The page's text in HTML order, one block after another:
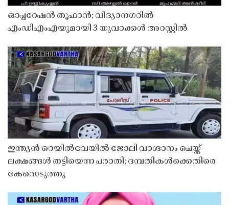
ഓപ്പറേഷൻ തൂഫാൻ; വിദ്യാനഗറിൽ
എംഡിഎംഎയുമായി 3 യുവാക്കൾ അറസ്റ്റിൽ
ഇന്ത്യൻ റെയിൽവേയിൽ ജോലി വാഗ്ദാനം ചെയ്ത്
ലക്ഷങ്ങൾ തട്ടിയെന്ന പരാതി; ദമ്പതികൾക്കെതിരെ
കേസെടുത്തു